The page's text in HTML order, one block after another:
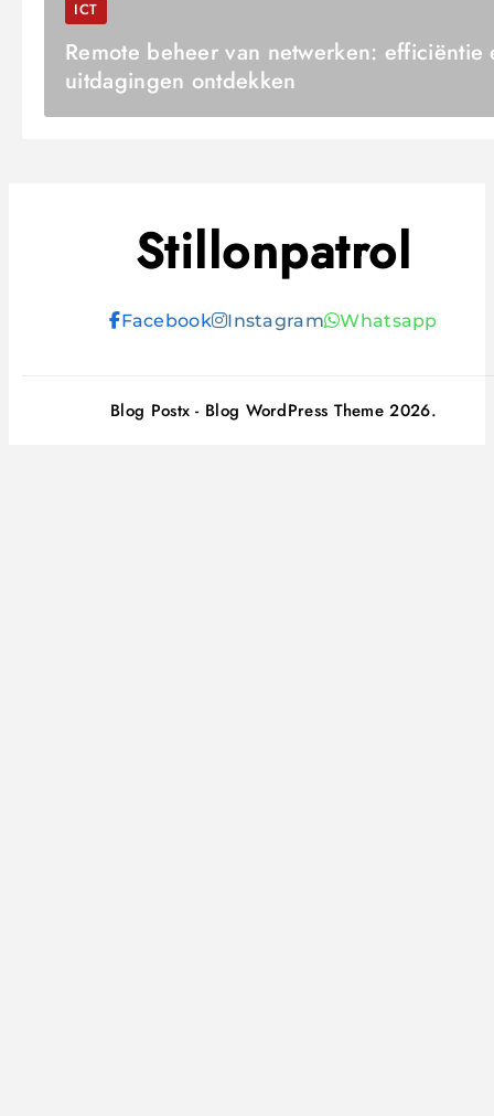
ICT
Remote beheer van netwerken: efficiëntie
uitdagingen ontdekken
Stillonpatrol
Facebook Instagram Whatsapp
Blog Postx - Blog WordPress Theme 2026.